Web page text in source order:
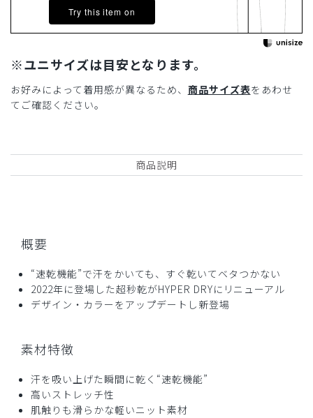
Try this item on
※ユニサイズは目安となります。
お好みによって着用感が異なるため、 商品サイズ表をあわせ
てご確認ください。
商品説明
概要
“速乾機能”で汗をかいても、すぐ乾いてベタつかない
2022年に登場した超秒乾がHYPER DRYにリニューアル
デザイン・カラーをアップデートし新登場
素材特徴
汗を吸い上げた瞬間に乾く“速乾機能”
高いストレッチ性
肌触りも滑らかな軽いニット素材